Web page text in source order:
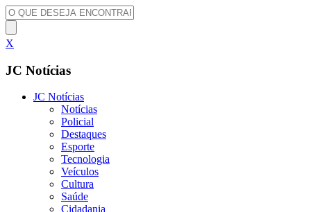
X
JC Notícias
JC Notícias
Notícias
Policial
Destaques
Esporte
Tecnologia
Veículos
Cultura
Saúde
Cidadania